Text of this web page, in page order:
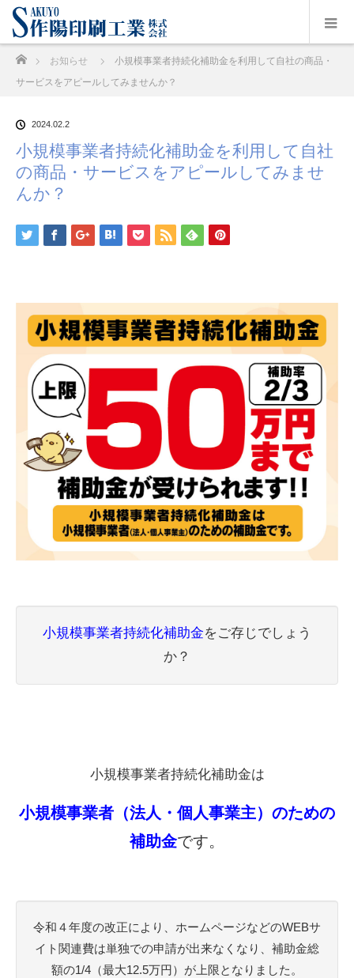
ホーム
お知らせ
小規模事業者持続化補助金を利用して自社の商品・
サービスをアピールしてみませんか？
2024.02.2
小規模事業者持続化補助金を利用して自社
の商品・サービスをアピールしてみませ
んか？
小規模事業者持続化補助金をご存じでしょう
か？
小規模事業者持続化補助金は
小規模事業者（法人・個人事業主）のための
補助金です。
令和４年度の改正により、ホームページなどのWEBサ
イト関連費は単独での申請が出来なくなり、補助金総
額の1/4（最大12.5万円）が上限となりました。